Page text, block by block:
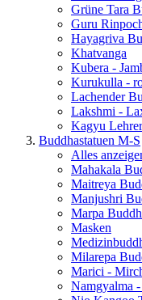
Grüne Tara
Guru
Hayagriva
Khatvanga
Kubera -
Kurukulla -
Lachender
Lakshmi -
Kagyu Lehrer
Buddhastatuen M-S
Alles
Mahakala
Maitreya
Manjushri
Marpa
Masken
Milarepa
Marici -
Namgyalma